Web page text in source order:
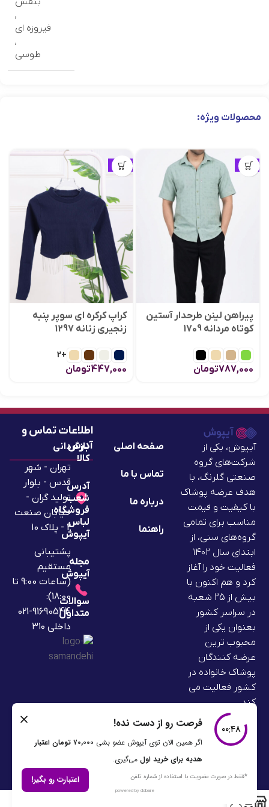
,
فیروزه ای
,
طوسی
محصولات ویژه:
ویژه
پیراهن لینن طرحدار آستین
کوتاه مردانه 1709
787,000تومان
ویژه
کراپ کرکره ای سوپر پنبه
زنجیری زنانه 1297
+2
447,000تومان
آیپوش، یکی از
شرکت‌های گروه
صنعتی گلرنگ، با
هدف عرضه پوشاک
با کیفیت و قیمت
مناسب برای تمامی
گروه‌های سنی، از
ابتدای سال ۱۴۰۲
فعالیت خود را آغاز
کرد و هم اکنون با
بیش از 25 شعبه
در سراسر کشور
بعنوان یکی از
محبوب ترین
عرضه کنندگان
پوشاک خانواده در
کشور فعالیت می
کند.
صفحه اصلی
تماس با ما
درباره ما
راهنما
بازگردانی
کالا
آدرس
شعب
فروشگاه
لباس
آیپوش
مجله
آیپوش
سوالات
متداول
تهران - شهر
قدس - بلوار
تولید گران -
خیابان صنعت
2 - پلاک 10
پشتیبانی
مستقیم
(ساعات 9:00 تا
18:00):
91690544-021
داخلی ۳۱۰
اطلاعات تماس و
آدرس